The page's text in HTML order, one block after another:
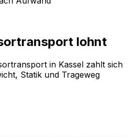
lohnt
in Kassel zahlt sich
Statik und Trageweg